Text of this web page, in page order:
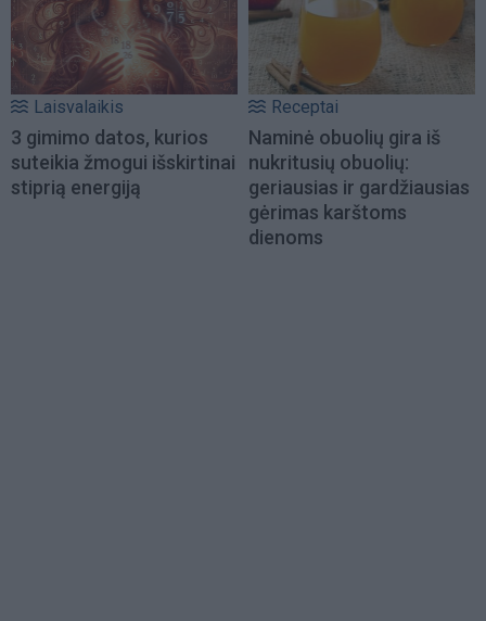
Laisvalaikis
3 gimimo datos, kurios
suteikia žmogui išskirtinai
stiprią energiją
Receptai
Naminė obuolių gira iš
nukritusių obuolių:
geriausias ir gardžiausias
gėrimas karštoms
dienoms